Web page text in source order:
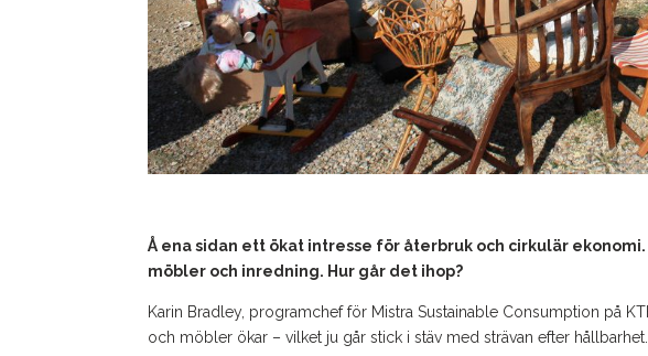
Å ena sidan ett ökat intresse för återbruk och cirkulär
möbler och inredning. Hur går det ihop?
Karin Bradley, programchef för Mistra Sustainable Consumption på
och möbler ökar – vilket ju går stick i stäv med strävan efter hållbarhet.